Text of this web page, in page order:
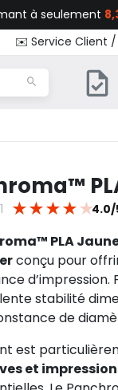
à seulement
✉️ Service Client
★ ★ ★ ★ ★4.0/
PLA
conçu pour
d’impression.
stabilité
de
est
et